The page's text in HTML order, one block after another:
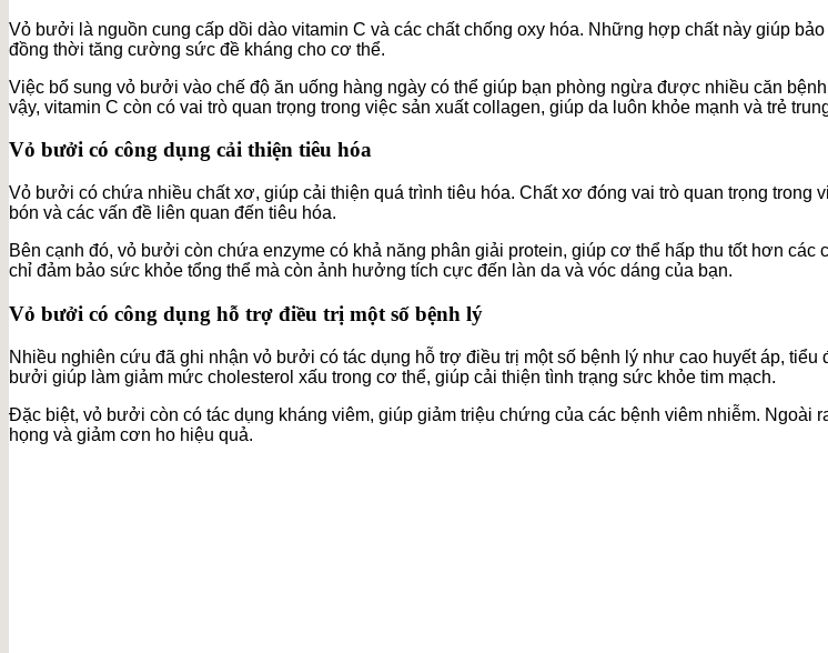
Vỏ bưởi là nguồn cung cấp dồi dào vitamin C và các chất chống oxy hóa. Những hợp chất này giúp
đồng thời tăng cường sức đề kháng cho cơ thể.
Việc bổ sung vỏ bưởi vào chế độ ăn uống hàng ngày có thể giúp bạn phòng ngừa được nhiều căn
vậy, vitamin C còn có vai trò quan trọng trong việc sản xuất collagen, giúp da luôn khỏe mạnh và trẻ
Vỏ bưởi có công dụng cải thiện tiêu hóa
Vỏ bưởi có chứa nhiều chất xơ, giúp cải thiện quá trình tiêu hóa. Chất xơ đóng vai trò quan trọng trong
bón và các vấn đề liên quan đến tiêu hóa.
Bên cạnh đó, vỏ bưởi còn chứa enzyme có khả năng phân giải protein, giúp cơ thể hấp thu tốt hơn
chỉ đảm bảo sức khỏe tổng thể mà còn ảnh hưởng tích cực đến làn da và vóc dáng của bạn.
Vỏ bưởi có công dụng hỗ trợ điều trị một số bệnh lý
Nhiều nghiên cứu đã ghi nhận vỏ bưởi có tác dụng hỗ trợ điều trị một số bệnh lý như cao huyết áp,
bưởi giúp làm giảm mức cholesterol xấu trong cơ thể, giúp cải thiện tình trạng sức khỏe tim mạch.
Đặc biệt, vỏ bưởi còn có tác dụng kháng viêm, giúp giảm triệu chứng của các bệnh viêm nhiễm. Ngoài
họng và giảm cơn ho hiệu quả.